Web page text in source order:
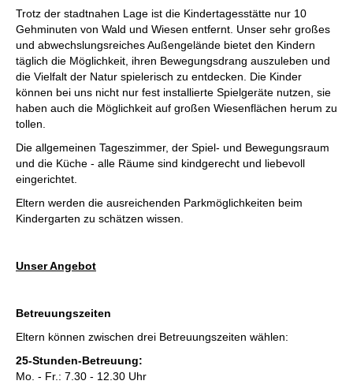
Trotz der stadtnahen Lage ist die Kindertagesstätte nur 10
Gehminuten von Wald und Wiesen entfernt. Unser sehr großes
und abwechslungsreiches Außengelände bietet den Kindern
täglich die Möglichkeit, ihren Bewegungsdrang auszuleben und
die Vielfalt der Natur spielerisch zu entdecken. Die Kinder
können bei uns nicht nur fest installierte Spielgeräte nutzen, sie
haben auch die Möglichkeit auf großen Wiesenflächen herum zu
tollen.
Die allgemeinen Tageszimmer, der Spiel- und Bewegungsraum
und die Küche - alle Räume sind kindgerecht und liebevoll
eingerichtet.
Eltern werden die ausreichenden Parkmöglichkeiten beim
Kindergarten zu schätzen wissen.
Unser Angebot
Betreuungszeiten
Eltern können zwischen drei Betreuungszeiten wählen:
25-Stunden-Betreuung:
Mo. - Fr.: 7.30 - 12.30 Uhr